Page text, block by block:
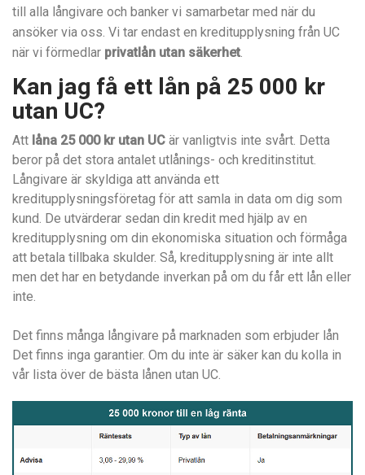
till alla långivare och banker vi samarbetar med när du
ansöker via oss. Vi tar endast en kreditupplysning från UC
när vi förmedlar privatlån utan säkerhet.
Kan jag få ett lån på 25 000 kr
utan UC?
Att låna 25 000 kr utan UC är vanligtvis inte svårt. Detta
beror på det stora antalet utlånings- och kreditinstitut.
Långivare är skyldiga att använda ett
kreditupplysningsföretag för att samla in data om dig som
kund. De utvärderar sedan din kredit med hjälp av en
kreditupplysning om din ekonomiska situation och förmåga
att betala tillbaka skulder. Så, kreditupplysning är inte allt
men det har en betydande inverkan på om du får ett lån eller
inte.
Det finns många långivare på marknaden som erbjuder lån
Det finns inga garantier. Om du inte är säker kan du kolla in
vår lista över de bästa lånen utan UC.